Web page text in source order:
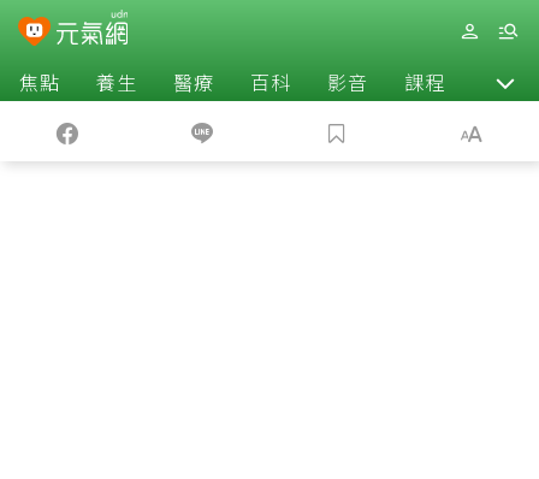
焦點 養生 醫療 百科 影音 課程 退休